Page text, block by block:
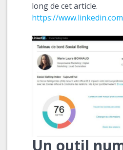
long de cet article.
https://
Un outil